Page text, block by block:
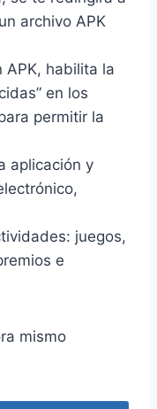
archivo APK
APK, habilita la
en los
permitir la
aplicación y
juegos,
e
mismo